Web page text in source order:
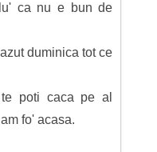
ca nu e bun de
duminica tot ce
poti caca pe al
fo' acasa.